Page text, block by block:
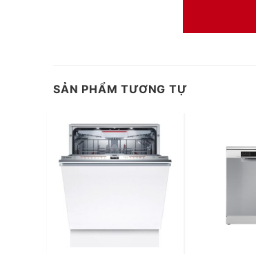
Rổ Max Flex Pro: Chất lượng và linh
Việc sắp xếp tất cả các loại chén bát khác
thiết kế sẵn để đặt các dụng cụ trong nhà
SẢN PHẨM TƯƠNG TỰ